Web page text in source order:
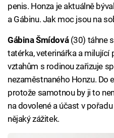
penis. Honza je aktuálně
a Gábinu. Jak moc jsou na
Gábina Šmídová(30) táhne
tatérka, veterinářka a milující
vztahům s rodinou zařizuje
nezaměstnaného Honzu. Do
protože samotnou by ji to
na dovolené a účast v
nějaký zážitek.